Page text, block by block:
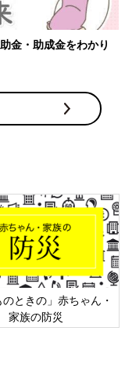
婦の感染症対策、知
リーフレッ
六星占